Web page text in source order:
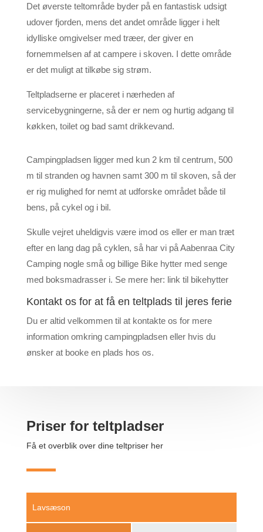
Det øverste teltområde byder på en fantastisk udsigt
udover fjorden, mens det andet område ligger i helt
idylliske omgivelser med træer, der giver en
fornemmelsen af at campere i skoven. I dette område
er det muligt at tilkøbe sig strøm.
Teltpladserne er placeret i nærheden af
servicebygningerne, så der er nem og hurtig adgang til
køkken, toilet og bad samt drikkevand.
Campingpladsen ligger med kun 2 km til centrum, 500
m til stranden og havnen samt 300 m til skoven, så der
er rig mulighed for nemt at udforske området både til
bens, på cykel og i bil.
Skulle vejret uheldigvis være imod os eller er man træt
efter en lang dag på cyklen, så har vi på Aabenraa City
Camping nogle små og billige Bike hytter med senge
med boksmadrasser i. Se mere her: link til bikehytter
Kontakt os for at få en teltplads til jeres ferie
Du er altid velkommen til at kontakte os for mere
information omkring campingpladsen eller hvis du
ønsker at booke en plads hos os.
Priser for teltpladser
Få et overblik over dine teltpriser her
Lavsæson